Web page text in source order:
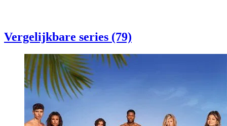
Vergelijkbare series (79)